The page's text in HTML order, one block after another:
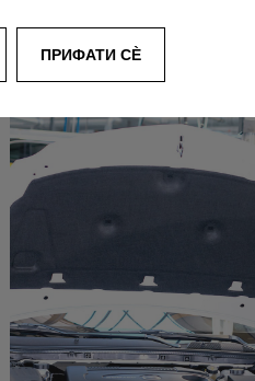
ПРИФАТИ СÈ